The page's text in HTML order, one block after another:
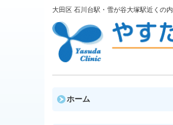
大田区 石川台駅・雪が谷大塚駅近くの
ホーム